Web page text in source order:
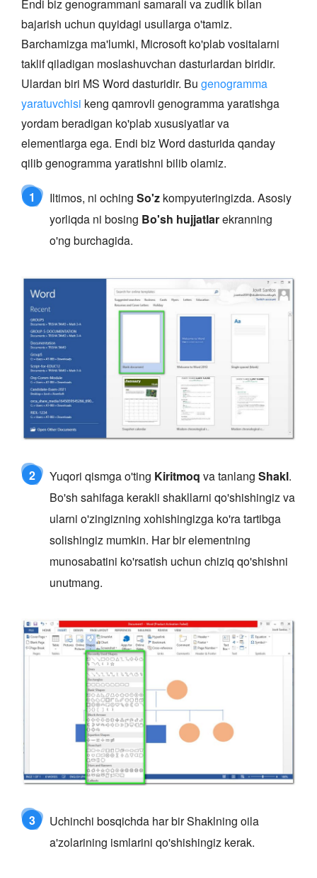
Endi biz genogrammani samarali va zudlik bilan
bajarish uchun quyidagi usullarga o'tamiz.
Barchamizga ma'lumki, Microsoft ko'plab vositalarni
taklif qiladigan moslashuvchan dasturlardan biridir.
Ulardan biri MS Word dasturidir. Bu genogramma
yaratuvchisi keng qamrovli genogramma yaratishga
yordam beradigan ko'plab xususiyatlar va
elementlarga ega. Endi biz Word dasturida qanday
qilib genogramma yaratishni bilib olamiz.
1 Iltimos, ni oching So'z kompyuteringizda. Asosiy
yorliqda ni bosing Bo'sh hujjatlarekranning
o'ng burchagida.
2 Yuqori qismga o'ting Kiritmoq va tanlang Shakl.
Bo'sh sahifaga kerakli shakllarni qo'shishingiz va
ularni o'zingizning xohishingizga ko'ra tartibga
solishingiz mumkin. Har bir elementning
munosabatini ko'rsatish uchun chiziq qo'shishni
unutmang.
3
Uchinchi bosqichda har bir Shaklning oila
a'zolarining ismlarini qo'shishingiz kerak.